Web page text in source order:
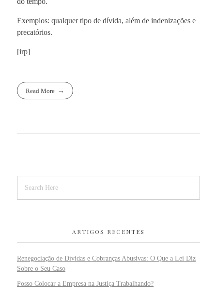
Exemplos: qualquer tipo de dívida, além de indenizações e
precatórios.
[irp]
Read More
ARTIGOS RECENTES
Renegociação de Dívidas e Cobranças Abusivas: O Que a Lei Diz
Sobre o Seu Caso
Posso Colocar a Empresa na Justiça Trabalhando?